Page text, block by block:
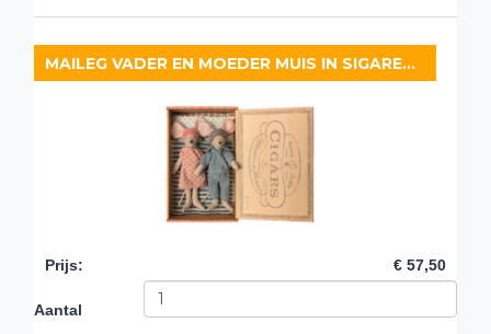
MAILEG VADER EN MOEDER MUIS IN SIGARENDOOS
Prijs: € 57,50
Aantal